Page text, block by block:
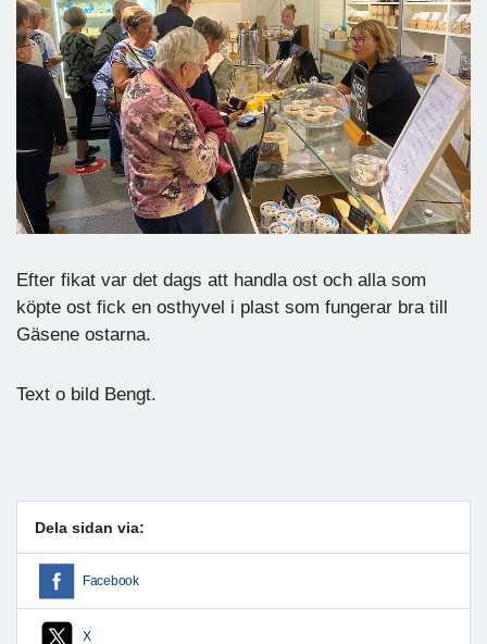
Efter fikat var det dags att handla ost och alla som
köpte ost fick en osthyvel i plast som fungerar bra till
Gäsene ostarna.
Text o bild Bengt.
Dela sidan via:
Facebook
X